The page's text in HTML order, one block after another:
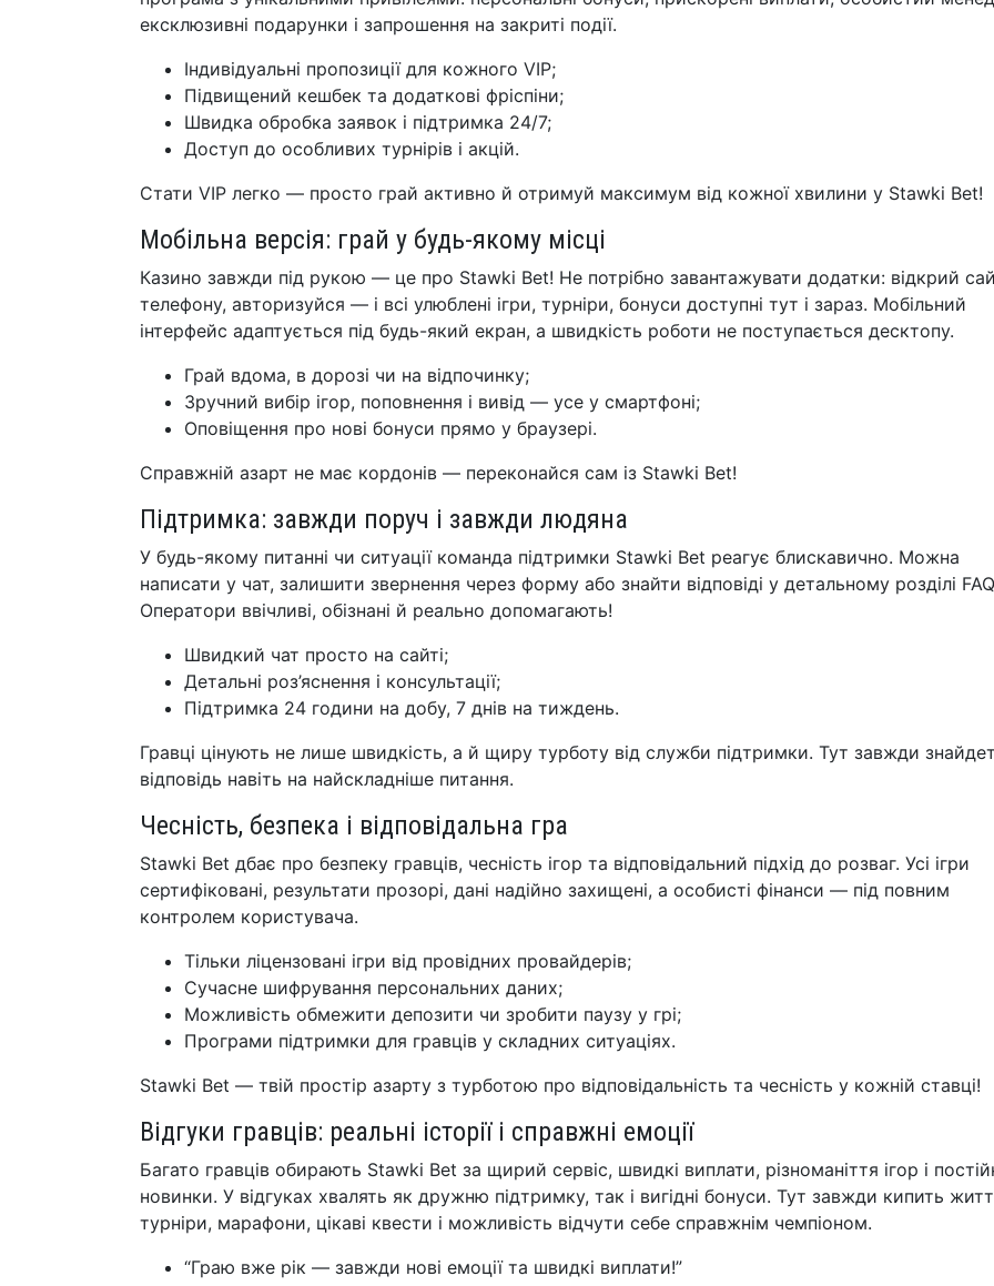
ексклюзивні подарунки і запрошення на закриті події.
Індивідуальні пропозиції для кожного VIP;
Підвищений кешбек та додаткові фріспіни;
Швидка обробка заявок і підтримка 24/7;
Доступ до особливих турнірів і акцій.
Стати VIP легко — просто грай активно й отримуй максимум від кожної хвилини у Stawki Bet!
Мобільна версія: грай у будь-якому місці
Казино завжди під рукою — це про Stawki Bet! Не потрібно завантажувати додатки: відкрий
телефону, авторизуйся — і всі улюблені ігри, турніри, бонуси доступні тут і зараз. Мобільний
інтерфейс адаптується під будь-який екран, а швидкість роботи не поступається десктопу.
Грай вдома, в дорозі чи на відпочинку;
Зручний вибір ігор, поповнення і вивід — усе у смартфоні;
Оповіщення про нові бонуси прямо у браузері.
Справжній азарт не має кордонів — переконайся сам із Stawki Bet!
Підтримка: завжди поруч і завжди людяна
У будь-якому питанні чи ситуації команда підтримки Stawki Bet реагує блискавично. Можна
написати у чат, залишити звернення через форму або знайти відповіді у детальному розділі
Оператори ввічливі, обізнані й реально допомагають!
Швидкий чат просто на сайті;
Детальні роз’яснення і консультації;
Підтримка 24 години на добу, 7 днів на тиждень.
Гравці цінують не лише швидкість, а й щиру турботу від служби підтримки. Тут завжди
відповідь навіть на найскладніше питання.
Чесність, безпека і відповідальна гра
Stawki Bet дбає про безпеку гравців, чесність ігор та відповідальний підхід до розваг. Усі ігри
сертифіковані, результати прозорі, дані надійно захищені, а особисті фінанси — під повним
контролем користувача.
Тільки ліцензовані ігри від провідних провайдерів;
Сучасне шифрування персональних даних;
Можливість обмежити депозити чи зробити паузу у грі;
Програми підтримки для гравців у складних ситуаціях.
Stawki Bet — твій простір азарту з турботою про відповідальність та чесність у кожній ставці!
Відгуки гравців: реальні історії і справжні емоції
Багато гравців обирають Stawki Bet за щирий сервіс, швидкі виплати, різноманіття ігор і
новинки. У відгуках хвалять як дружню підтримку, так і вигідні бонуси. Тут завжди кипить
турніри, марафони, цікаві квести і можливість відчути себе справжнім чемпіоном.
“Граю вже рік — завжди нові емоції та швидкі виплати!”